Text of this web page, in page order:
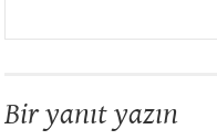
Bir yanıt yazın